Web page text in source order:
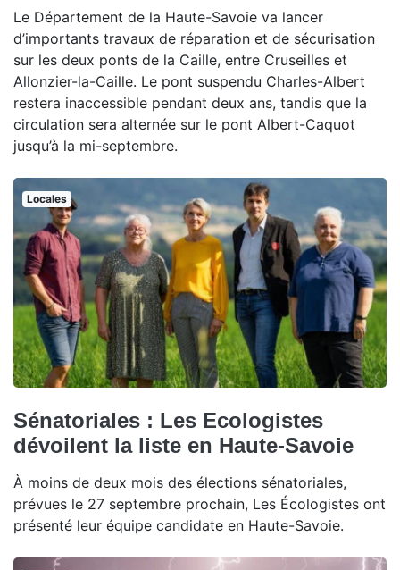
Le Département de la Haute-Savoie va lancer
d’importants travaux de réparation et de sécurisation
sur les deux ponts de la Caille, entre Cruseilles et
Allonzier-la-Caille. Le pont suspendu Charles-Albert
restera inaccessible pendant deux ans, tandis que la
circulation sera alternée sur le pont Albert-Caquot
jusqu’à la mi-septembre.
Locales
Sénatoriales : Les Ecologistes
dévoilent la liste en Haute-Savoie
À moins de deux mois des élections sénatoriales,
prévues le 27 septembre prochain, Les Écologistes ont
présenté leur équipe candidate en Haute-Savoie.